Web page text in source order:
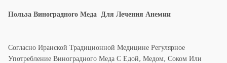
Польза Виноградного Меда Для Лечения Анемии
Согласно Иранской Традиционной Медицине Регулярное
Употребление Виноградного Меда С Едой, Медом, Соком Или